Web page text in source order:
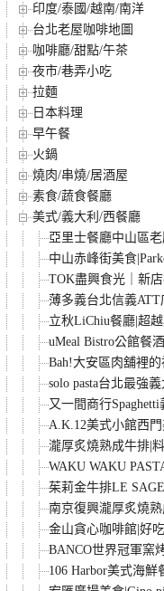
印度/泰國/越南/南洋
台北老屋咖啡地圖
咖啡廳/甜點/午茶
夜市/巷弄小吃
拉麵
日本料理
早午餐
火鍋
燒肉/串燒/居酒屋
素食/蔬食餐廳
美式/義大利/西餐廳
亞里士餐廳中山區
中山赤峰街美食
TOK盡興食光｜新
薄多義台北信義ATT
立秋LiChiu餐廳|超
uMeal Bistro公館餐
Bah!大安區肉舖裡
solo pasta台北最強
又一間商行
A.K.12美式小館西
瀧厚炙燒熟成牛排|
WAKU WAKU
茱莉金牛排LE
南京復興瀧厚炙燒
金山貪心咖啡館|好
BANCO世界冠軍窯
106 Harbor美式海